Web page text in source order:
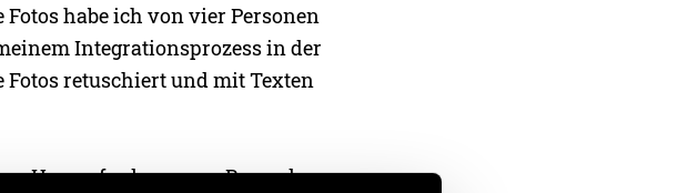
habe ich von vier Personen
Integrationsprozess in der
Fotos retuschiert und mit Texten
Herausforderungen. Besonders